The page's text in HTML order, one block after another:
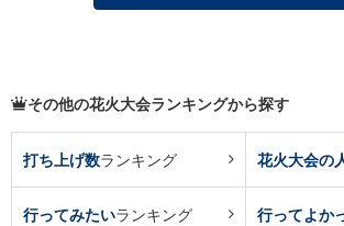
その他の花火大会ランキングから探す
打ち上げ数ランキング 花火大会の
行ってみたいランキング 行ってよか